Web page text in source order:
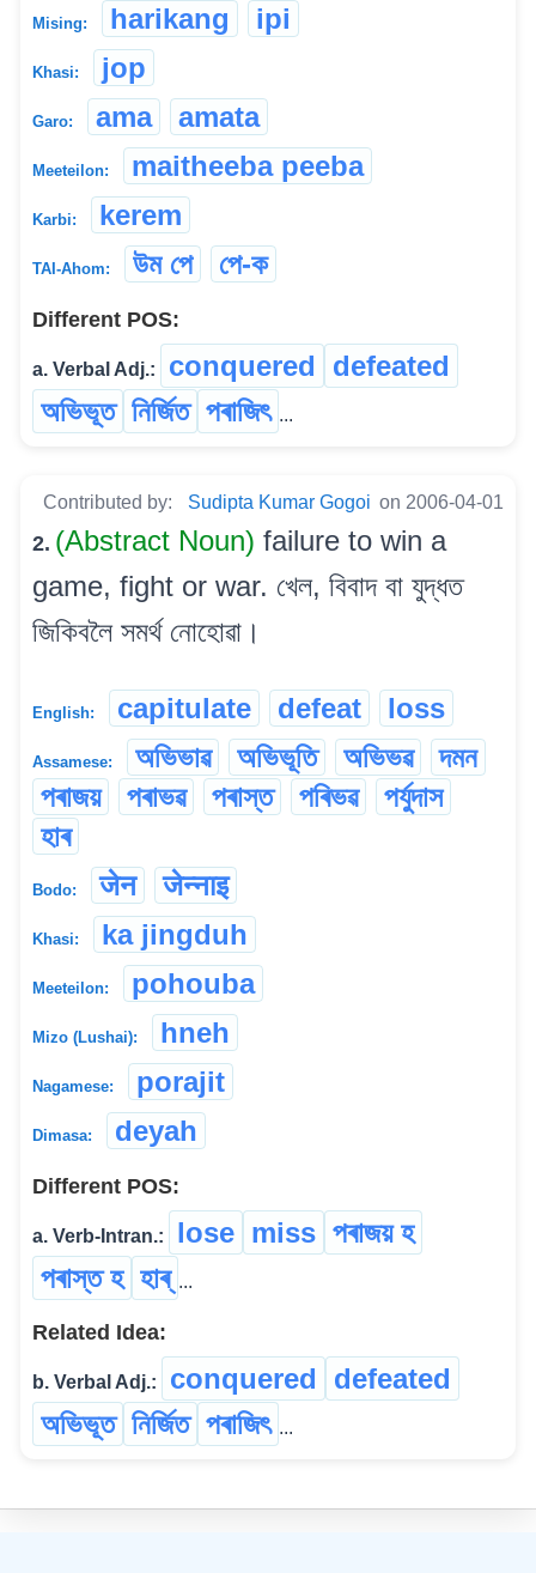
Mising: harikang ipi
Khasi: jop
Garo: ama amata
Meeteilon: maitheeba peeba
Karbi: kerem
TAI-Ahom: উম পে পে-ক
Different POS:
a. Verbal Adj.: conquered
defeated
অভিভূত নিৰ্জিত পৰাজিৎ ...
Contributed by: Sudipta Kumar Gogoi on 2006-04-01
2. (Abstract Noun) failure to win a
game, fight or war. খেল, বিবাদ বা যুদ্ধত
জিকিবলৈ সমৰ্থ নোহোৱা।
English: capitulate defeat loss
Assamese: অভিভাৱ অভিভূতি অভিভৱ
দমন
পৰাজয়
পৰাভৱ পৰাস্ত পৰিভৱ
পৰ্যুদাস
হাৰ
Bodo: जेन जेन्नाइ
Khasi: ka jingduh
Meeteilon: pohouba
Mizo (Lushai): hneh
Nagamese: porajit
Dimasa: deyah
Different POS:
a. Verb-Intran.: lose miss পৰাজয় হ
পৰাস্ত হ হাৰ্ ...
Related Idea:
b. Verbal Adj.: conquered
defeated
অভিভূত নিৰ্জিত পৰাজিৎ ...